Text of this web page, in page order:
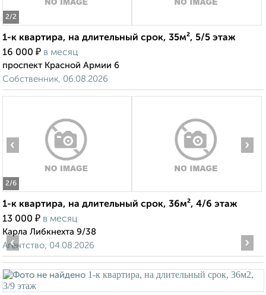
2/2
1-к квартира, на длительный срок, 35м², 5/5 этаж
16 000 ₽ в месяц
проспект Красной Армии 6
Собственник, 06.08.2026
2/6
‹ ›
1-к квартира, на длительный срок, 36м², 4/6 этаж
13 000 ₽ в месяц
Карла Либкнехта 9/38
Агентство, 04.08.2026
‹ ›